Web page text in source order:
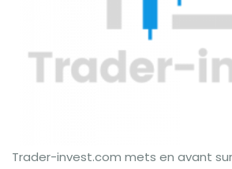
Trader-invest.com mets en avant